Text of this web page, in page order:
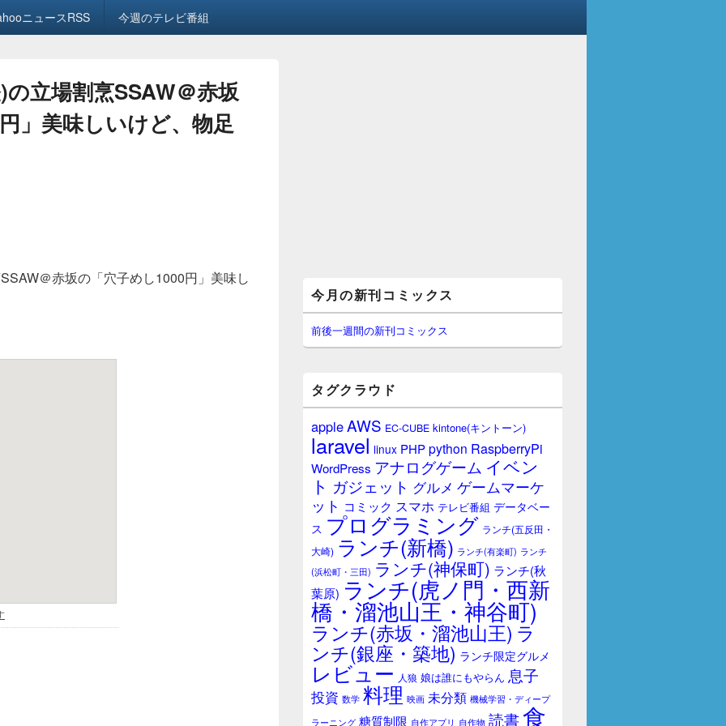
ニュースRSS 今週のテレビ番組
立場割烹SSAW＠赤坂
」美味しいけど、物足
＠赤坂の「穴子めし1000円」美味し
イ
ン
サ
イ
ー
ジ
ッ
ト
今月の新刊コミックス
前後一週間の新刊コミックス
タグクラウド
appleAWS EC-CUBE kintone(キントーン)
laravel linux PHPpython RaspberryPi
WordPress アナログゲーム イベン
ト ガジェット グルメ ゲームマーケ
ット コミック スマホ テレビ番組 データベー
ス プログラミング ランチ(五反田・
大崎) ランチ(新橋) ランチ(有楽町) ランチ
(浜松町・三田) ランチ(神保町) ランチ(秋
葉原) ランチ(虎ノ門・西新
橋・溜池山王・神谷町)
ランチ(赤坂・溜池山王) ラ
ンチ(銀座・築地) ランチ限定グルメ
レビュー 人狼 娘は誰にもやらん 息子
投資 数学 料理 映画 未分類 機械学習・ディープ
ラーニング 糖質制限 自作アプリ 自作物 読書食